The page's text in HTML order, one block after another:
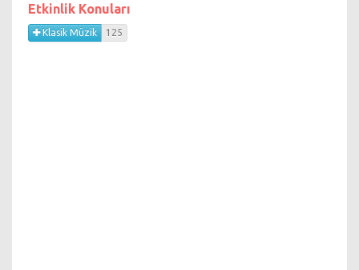
Etkinlik Konuları
Klasik Müzik 125